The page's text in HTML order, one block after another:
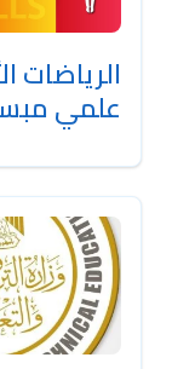
الرياضات
علمي